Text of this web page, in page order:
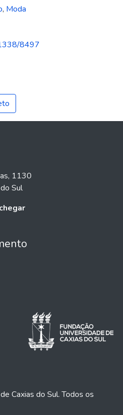
, Moda
8497
1130
Sul
Caxias do Sul. Todos os